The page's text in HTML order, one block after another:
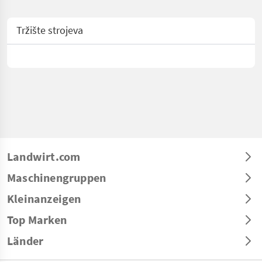
Tržište strojeva
Landwirt.com
Maschinengruppen
Kleinanzeigen
Top Marken
Länder